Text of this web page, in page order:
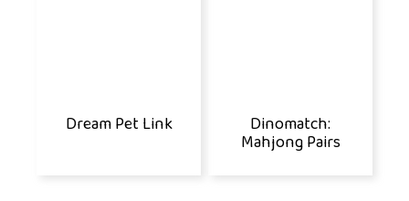
Dream Pet Link Dinomatch:
Mahjong Pairs